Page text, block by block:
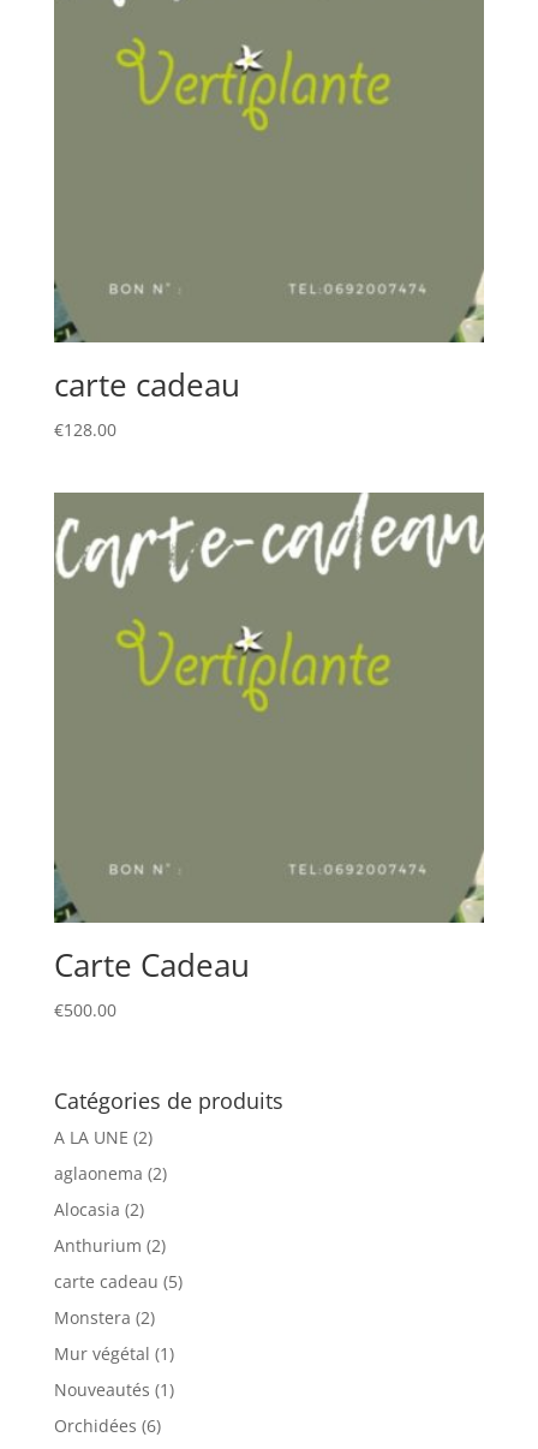
carte cadeau
€128.00
Carte Cadeau
€500.00
Catégories de produits
A LA UNE (2)
aglaonema (2)
Alocasia (2)
Anthurium (2)
carte cadeau (5)
Monstera (2)
Mur végétal (1)
Nouveautés (1)
Orchidées (6)